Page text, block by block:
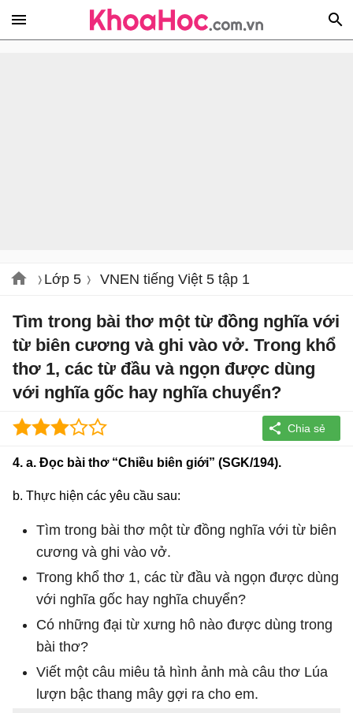
Lớp 5 VNEN tiếng Việt 5 tập 1
Tìm trong bài thơ một từ đồng nghĩa với
từ biên cương và ghi vào vở. Trong khổ
thơ 1, các từ đầu và ngọn được dùng
với nghĩa gốc hay nghĩa chuyển?
4. a. Đọc bài thơ “Chiều biên giới” (SGK/194).
b. Thực hiện các yêu cầu sau:
Tìm trong bài thơ một từ đồng nghĩa với từ biên
cương và ghi vào vở.
Trong khổ thơ 1, các từ đầu và ngọn được dùng
với nghĩa gốc hay nghĩa chuyển?
Có những đại từ xưng hô nào được dùng trong
bài thơ?
Viết một câu miêu tả hình ảnh mà câu thơ Lúa
lượn bậc thang mây gợi ra cho em.